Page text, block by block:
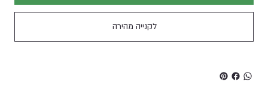
לקנייה מהירה